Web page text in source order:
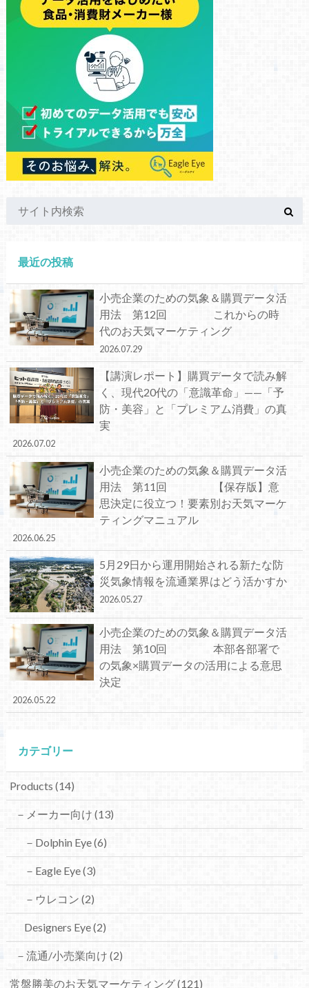
最近の投稿
小売企業のための気象＆購買データ活
用法 第12回 これからの時
代のお天気マーケティング
2026.07.29
【講演レポート】購買データで読み解
く、現代20代の「意識革命」——「予
防・美容」と「プレミアム消費」の真
実
2026.07.02
小売企業のための気象＆購買データ活
用法 第11回 【保存版】意
思決定に役立つ！要素別お天気マーケ
ティングマニュアル
2026.06.25
5月29日から運用開始される新たな防
災気象情報を流通業界はどう活かすか
2026.05.27
小売企業のための気象＆購買データ活
用法 第10回 本部各部署で
の気象×購買データの活用による意思
決定
2026.05.22
カテゴリー
Products (14)
－メーカー向け (13)
－Dolphin Eye(6)
－Eagle Eye(3)
－ウレコン (2)
Designers Eye(2)
－流通/小売業向け (2)
常盤勝美のお天気マーケティング(121)